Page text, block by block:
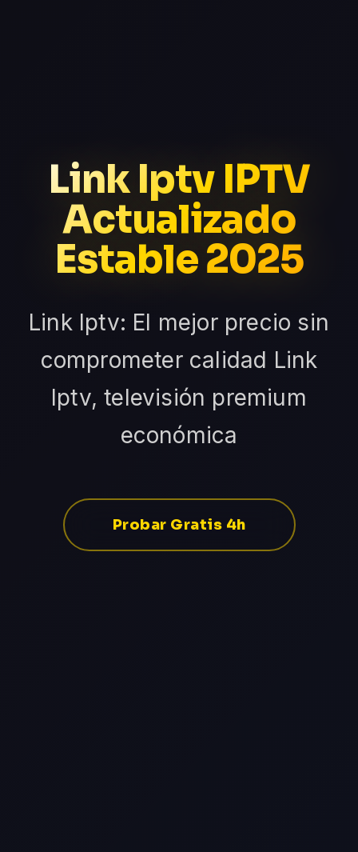
Link Iptv IPTV
Actualizado
Estable 2025
Link Iptv: El mejor precio sin
comprometer calidad Link
Iptv, televisión premium
económica
Probar Gratis 4h